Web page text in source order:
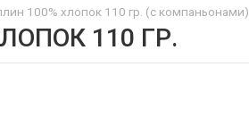
100% хлопок 110 гр. (с компаньонами)
110 ГР.